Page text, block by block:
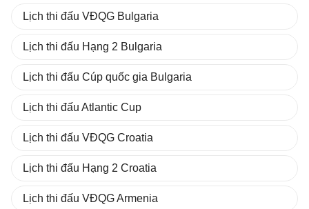
Lịch thi đấu VĐQG Bulgaria
Lịch thi đấu Hạng 2 Bulgaria
Lịch thi đấu Cúp quốc gia Bulgaria
Lịch thi đấu Atlantic Cup
Lịch thi đấu VĐQG Croatia
Lịch thi đấu Hạng 2 Croatia
Lịch thi đấu VĐQG Armenia